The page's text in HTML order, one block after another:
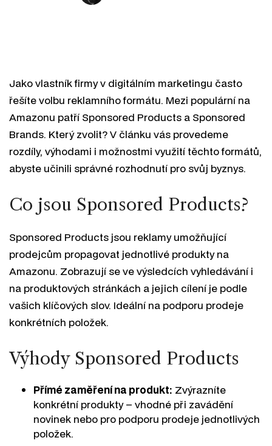
Jako vlastník firmy v digitálním marketingu často
řešíte volbu reklamního formátu. Mezi populární na
Amazonu patří Sponsored Products a Sponsored
Brands. Který zvolit? V článku vás provedeme
rozdíly, výhodami i možnostmi využití těchto formátů,
abyste učinili správné rozhodnutí pro svůj byznys.
Co jsou Sponsored Products?
Sponsored Products jsou reklamy umožňující
prodejcům propagovat jednotlivé produkty na
Amazonu. Zobrazují se ve výsledcích vyhledávání i
na produktových stránkách a jejich cílení je podle
vašich klíčových slov. Ideální na podporu prodeje
konkrétních položek.
Výhody Sponsored Products
Přímé zaměření na produkt: Zvýrazníte
konkrétní produkty – vhodné při zavádění
novinek nebo pro podporu prodeje jednotlivých
položek.